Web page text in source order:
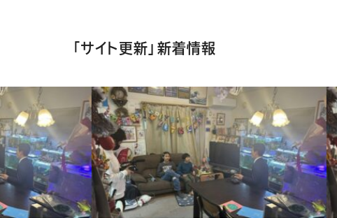
ア
て
く
だ
さ
い
「サイト更新」新着情報